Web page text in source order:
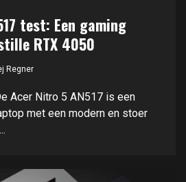
test: Een gaming
RTX 4050
Regner
Acer Nitro 5 AN517 is een
met een modern en stoer